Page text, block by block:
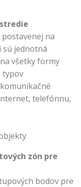
na
sú jednotná
všetky formy
typov
telefónnu,
zón pre
bodov pre